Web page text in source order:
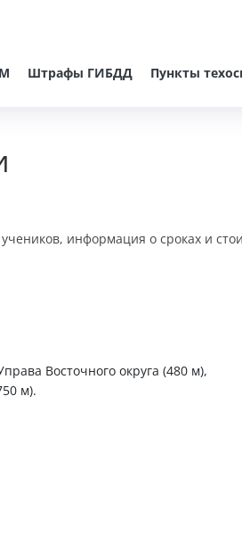
Штрафы ГИБДД Пункты
информация о сроках и
Восточного округа (480 м),
м).